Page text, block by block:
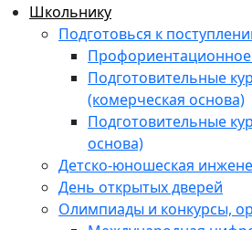
Школьнику
Подготовься к
Профориентационное
Подготовительные
(комерческая основа)
Подготовительные
основа)
Детско-юношеская
День открытых дверей
Олимпиады и конкурсы,